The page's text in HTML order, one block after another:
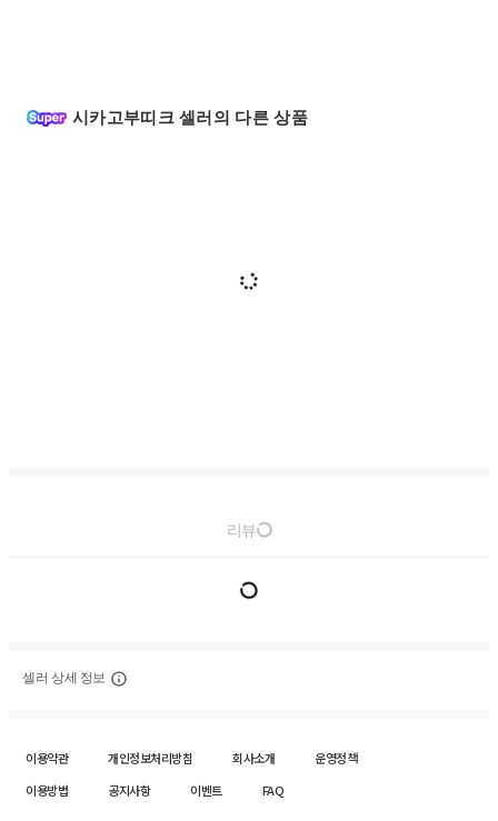
시카고부띠크 셀러의 다른 상품
리뷰
셀러 상세 정보
이용약관 개인정보처리방침 회사소개
운영정책
이용방법
공지사항 이벤트 FAQ